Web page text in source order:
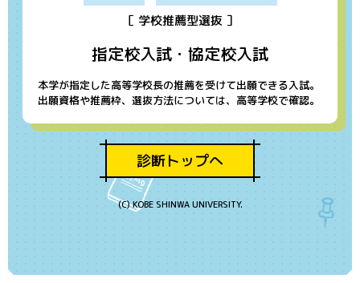
［ 学校推薦型選抜 ］
指定校入試・協定校入試
本学が指定した高等学校長の推薦を受けて出願できる入試。
出願資格や推薦枠、選抜方法については、高等学校で確認。
診断トップへ
(C) KOBE SHINWA UNIVERSITY.